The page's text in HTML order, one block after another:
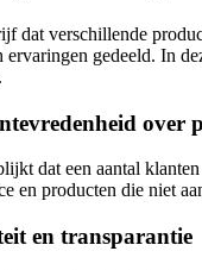
dat verschillende
ervaringen gedeeld. In
over
dat een aantal
en producten die niet
en transparantie